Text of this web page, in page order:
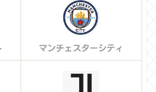
マンチェスターシティ